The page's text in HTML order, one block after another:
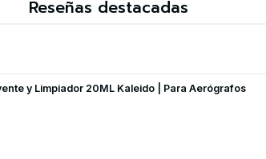
Reseñas destacadas
y Limpiador 20ML Kaleido | Para Aerógrafos